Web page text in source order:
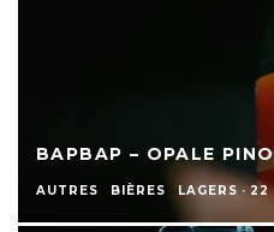
BAPBAP – OPALE
AUTRES BIÈRES LAGERS · 22